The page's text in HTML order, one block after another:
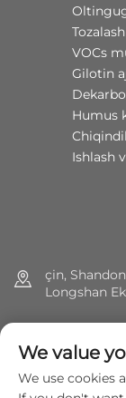
Tozalash
VOCs
Gilotin
Humus
Ishlash
çin,
Longshan
We value
We use cookies